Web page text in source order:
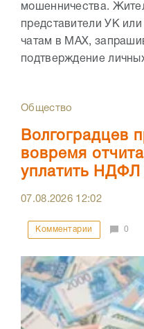
мошенничества.
представители УК
чатам в МАХ,
подтверждение
Общество
Волгоградцев
вовремя
уплатить НДФЛ
07.08.2026 12:02
Комментарии 0